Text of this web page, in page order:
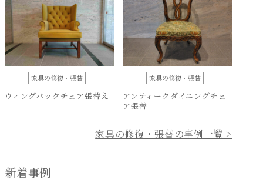
家具の修復・張替
ウィングバックチェア張替え
家具の修復・張替
アンティークダイニングチェ
ア張替
家具の修復・張替の事例一覧 >
新着事例